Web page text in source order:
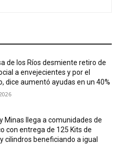
de los Ríos desmiente retiro de
a envejecientes y por el
dice aumentó ayudas en un 40%
Minas llega a comunidades de
con entrega de 125 Kits de
cilindros beneficiando a igual